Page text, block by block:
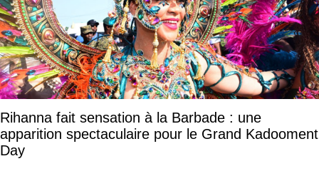
Rihanna fait sensation à la Barbade : une
apparition spectaculaire pour le Grand Kadooment
Day